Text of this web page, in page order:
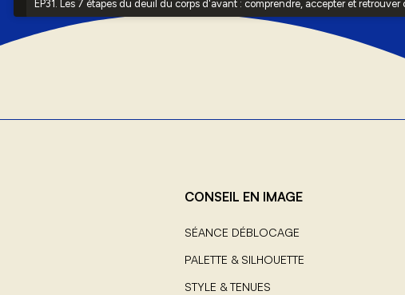
CONSEIL EN IMAGE
SÉANCE DÉBLOCAGE
PALETTE & SILHOUETTE
STYLE & TENUES